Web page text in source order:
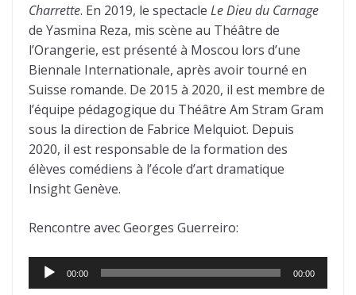
Charrette. En 2019, le spectacle Le Dieu du Carnage
de Yasmina Reza, mis scène au Théâtre de
l’Orangerie, est présenté à Moscou lors d’une
Biennale Internationale, après avoir tourné en
Suisse romande. De 2015 à 2020, il est membre de
l’équipe pédagogique du Théâtre Am Stram Gram
sous la direction de Fabrice Melquiot. Depuis
2020, il est responsable de la formation des
élèves comédiens à l’école d’art dramatique
Insight Genève.
Rencontre avec Georges Guerreiro:
Lecteur
audio
00:00 00:00